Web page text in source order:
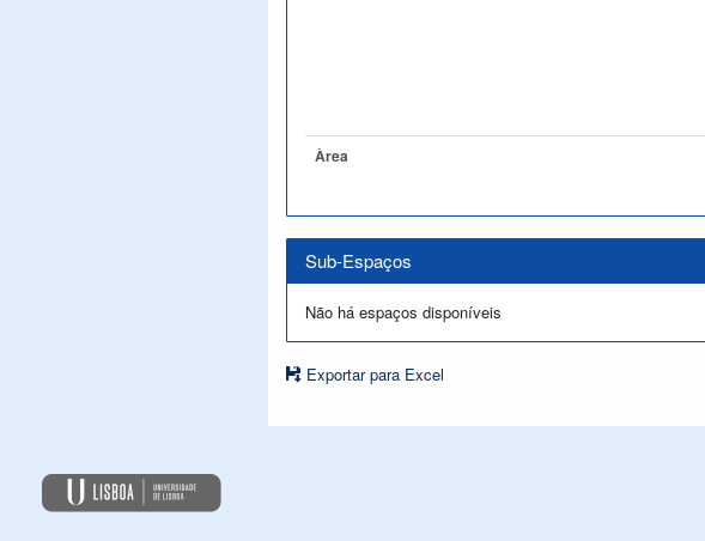
Àrea
Sub-Espaços
Não há espaços disponíveis
Exportar para Excel